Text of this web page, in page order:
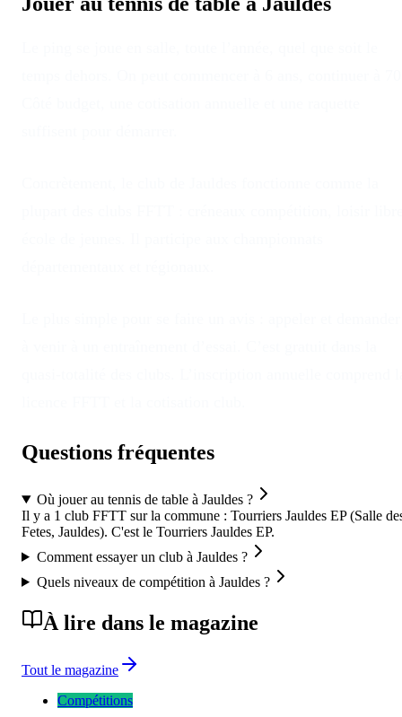
Questions fréquentes
Où jouer au tennis de table à Jauldes ?
Il y a 1 club FFTT sur la commune : Tourriers Jauldes EP (Salle
Fetes, Jauldes). C'est le Tourriers Jauldes EP.
Comment essayer un club à Jauldes ?
Quels niveaux de compétition à Jauldes ?
À lire dans le magazine
Tout le magazine
Compétitions